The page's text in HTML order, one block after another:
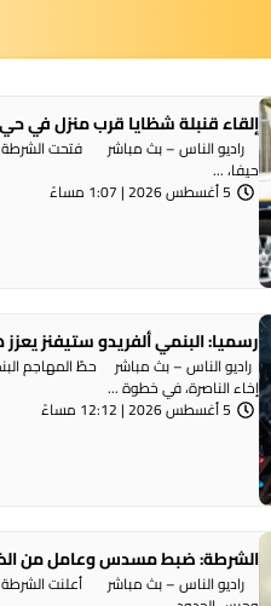
إلقاء قنبلة شظايا قرب منزل في حي
راديو الناس – بث مباشر فتحت الشرطة
حيفا، ...
5 أغسطس 2026 | 1:07 مساءً
رسميا: البنمي ألفريدو ستيفنز
راديو الناس – بث مباشر حطّ المهاجم
إخاء الناصرة، في خطوة ...
5 أغسطس 2026 | 12:12 مساءً
الشرطة: ضبط مسدس وعامل من